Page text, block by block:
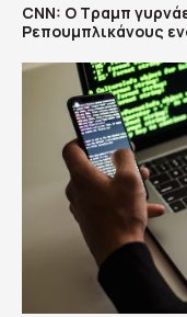
CNN: Ο Τραμπ
Ρεπουμπλικάνους